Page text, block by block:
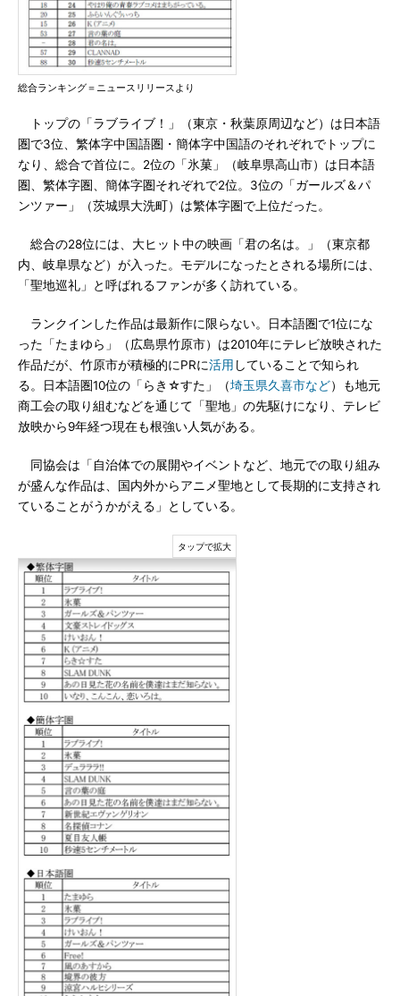
総合ランキング＝ニュースリリースより
トップの「ラブライブ！」（東京・秋葉原周辺など）は日本語
圏で3位、繁体字中国語圏・簡体字中国語のそれぞれでトップに
なり、総合で首位に。2位の「氷菓」（岐阜県高山市）は日本語
圏、繁体字圏、簡体字圏それぞれで2位。3位の「ガールズ＆パ
ンツァー」（茨城県大洗町）は繁体字圏で上位だった。
総合の28位には、大ヒット中の映画「君の名は。」（東京都
内、岐阜県など）が入った。モデルになったとされる場所には、
「聖地巡礼」と呼ばれるファンが多く訪れている。
ランクインした作品は最新作に限らない。日本語圏で1位にな
った「たまゆら」（広島県竹原市）は2010年にテレビ放映された
作品だが、竹原市が積極的にPRに活用 していることで知られ
る。日本語圏10位の「らき☆すた」（埼玉県久喜市など）も地元
商工会の取り組むなどを通じて「聖地」の先駆けになり、テレビ
放映から9年経つ現在も根強い人気がある。
同協会は「自治体での展開やイベントなど、地元での取り組み
が盛んな作品は、国内外からアニメ聖地として長期的に支持され
ていることがうかがえる」としている。